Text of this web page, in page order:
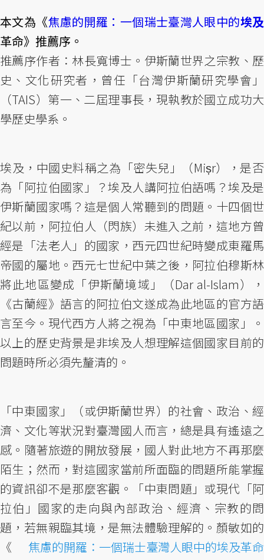
本文為《焦慮的開羅：一個瑞士臺灣人眼中的埃及
革命》推薦序。
推薦序作者：林長寬博士。伊斯蘭世界之宗教、歷
史、文化研究者，曾任「台灣伊斯蘭研究學會」
（TAIS）第一、二屆理事長，現執教於國立成功大
學歷史學系。
埃及，中國史料稱之為「密失兒」（Mișr），是否
為「阿拉伯國家」？埃及人講阿拉伯語嗎？埃及是
伊斯蘭國家嗎？這是個人常聽到的問題。十四個世
紀以前，阿拉伯人（閃族）未進入之前，這地方曾
經是「法老人」的國家，西元四世紀時變成東羅馬
帝國的屬地。西元七世紀中葉之後，阿拉伯穆斯林
將此地區變成「伊斯蘭境域」（Dar al-Islam），
《古蘭經》語言的阿拉伯文遂成為此地區的官方語
言至今。現代西方人將之視為「中東地區國家」。
以上的歷史背景是非埃及人想理解這個國家目前的
問題時所必須先釐清的。
「中東國家」（或伊斯蘭世界）的社會、政治、經
濟、文化等狀況對臺灣國人而言，總是具有遙遠之
感。隨著旅遊的開放發展，國人對此地方不再那麼
陌生；然而，對這國家當前所面臨的問題所能掌握
的資訊卻不是那麼客觀。「中東問題」或現代「阿
拉伯」國家的走向與內部政治、經濟、宗教的問
題，若無親臨其境，是無法體驗理解的。顏敏如的
《 焦慮的開羅：一個瑞士臺灣人眼中的埃及革命